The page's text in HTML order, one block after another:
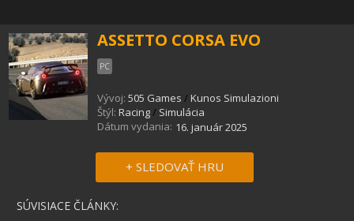
ASSETTO CORSA EVO
PC
Vývoj: 505 Games / Kunos Simulazioni
Štýl: Racing/ Simulácia
Dátum vydania: 16. január 2025
+ SLEDOVAŤ HRU
SÚVISIACE ČLÁNKY: